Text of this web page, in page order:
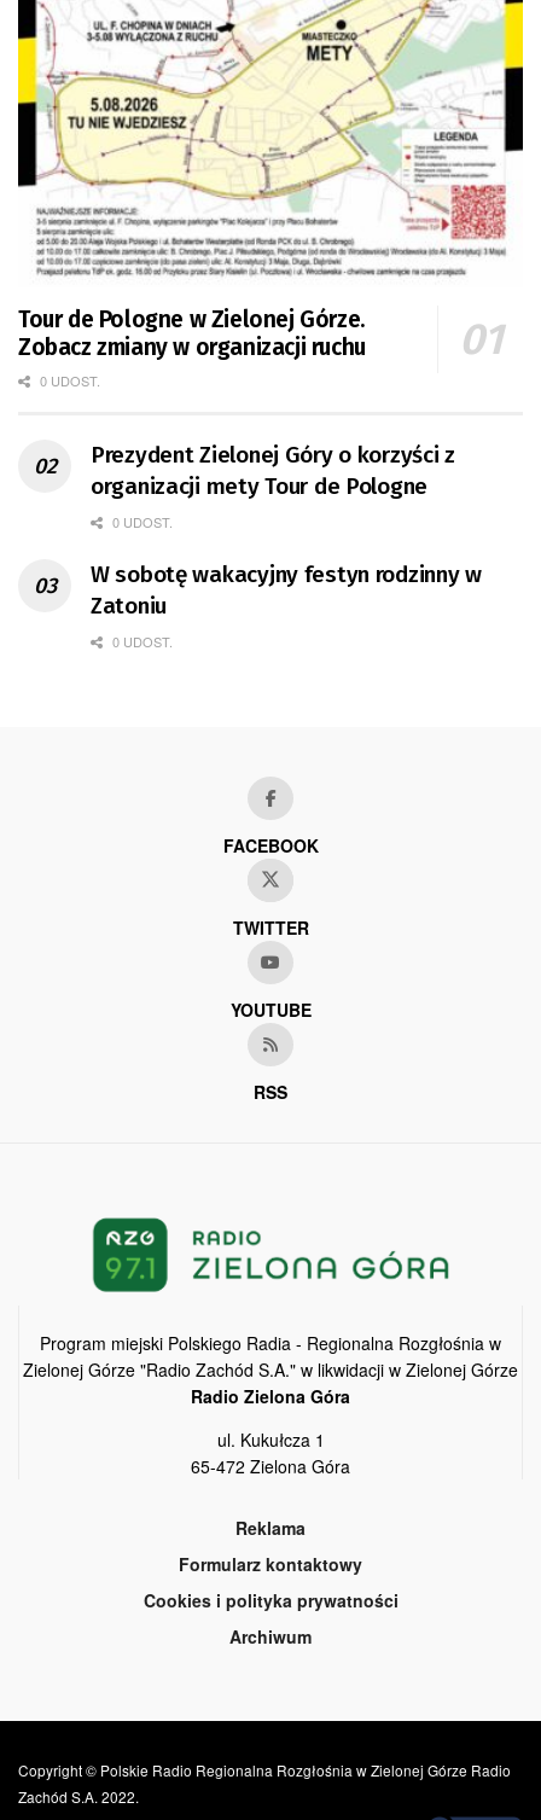
Tour de Pologne w Zielonej Górze.
Zobacz zmiany w organizacji ruchu
0 UDOST.
Prezydent Zielonej Góry o korzyści z
organizacji mety Tour de Pologne
0 UDOST.
W sobotę wakacyjny festyn rodzinny w
Zatoniu
0 UDOST.
FACEBOOK
TWITTER
YOUTUBE
RSS
Program miejski Polskiego Radia - Regionalna Rozgłośnia w
Zielonej Górze "Radio Zachód S.A." w likwidacji w Zielonej Górze
Radio Zielona Góra
ul. Kukułcza 1
65-472 Zielona Góra
Reklama
Formularz kontaktowy
Cookies i polityka prywatności
Archiwum
Copyright © Polskie Radio Regionalna Rozgłośnia w Zielonej Górze Radio
Zachód S.A. 2022.